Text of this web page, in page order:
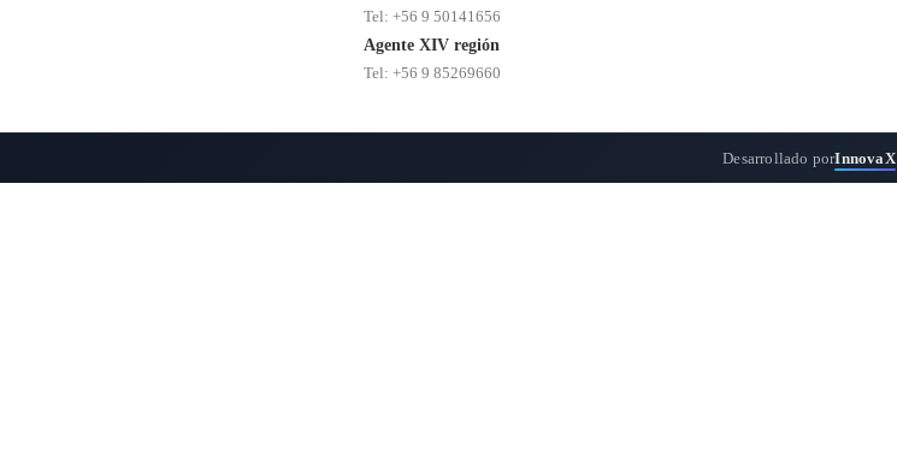
Tel: +56 9 50141656
Agente XIV región
Tel: +56 9 85269660
Desarrollado porInnovaX